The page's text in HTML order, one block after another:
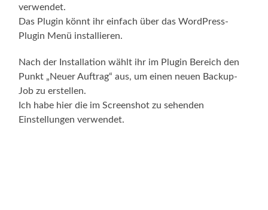
verwendet.
Das Plugin könnt ihr einfach über das WordPress-
Plugin Menü installieren.
Nach der Installation wählt ihr im Plugin Bereich den
Punkt „Neuer Auftrag“ aus, um einen neuen Backup-
Job zu erstellen.
Ich habe hier die im Screenshot zu sehenden
Einstellungen verwendet.